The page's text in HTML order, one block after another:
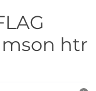
htr